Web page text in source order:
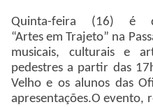
Quinta-feira (16)
“Artes em Trajeto” na
musicais, culturais e
pedestres a partir das
Velho e os alunos das
apresentações.O evento,